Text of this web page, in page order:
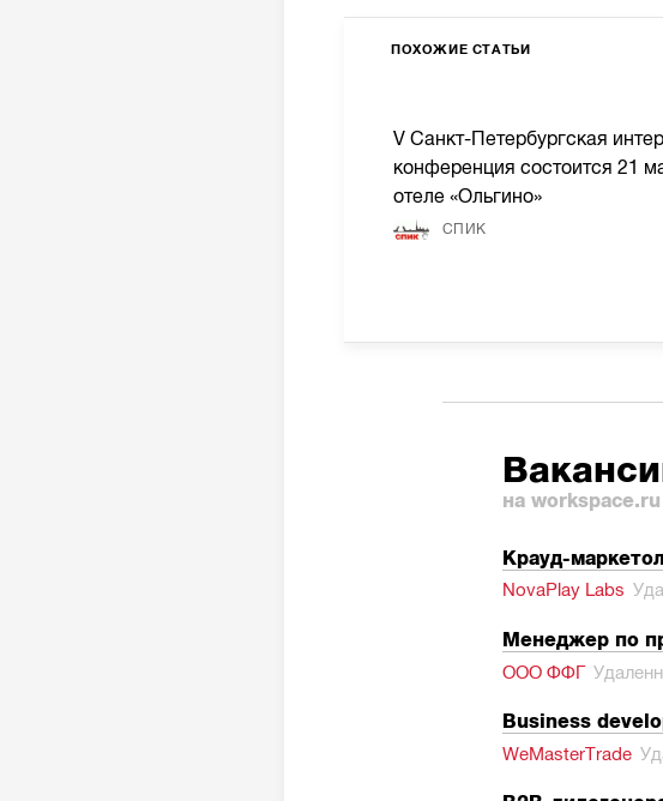
ПОХОЖИЕ СТАТЬИ
V Санкт-Петербургская
конференция состоится 21
отеле «Ольгино»
СПИК
на workspace.ru
Крауд-
NovaPlay Labs
Менеджер по
ООО ФФГ
Business
WeMasterTrade